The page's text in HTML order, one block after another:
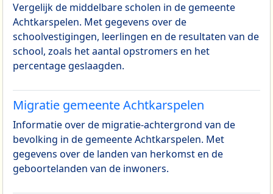
Vergelijk de middelbare scholen in de gemeente
Achtkarspelen. Met gegevens over de
schoolvestigingen, leerlingen en de resultaten van de
school, zoals het aantal opstromers en het
percentage geslaagden.
Migratie gemeente Achtkarspelen
Informatie over de migratie-achtergrond van de
bevolking in de gemeente Achtkarspelen. Met
gegevens over de landen van herkomst en de
geboortelanden van de inwoners.